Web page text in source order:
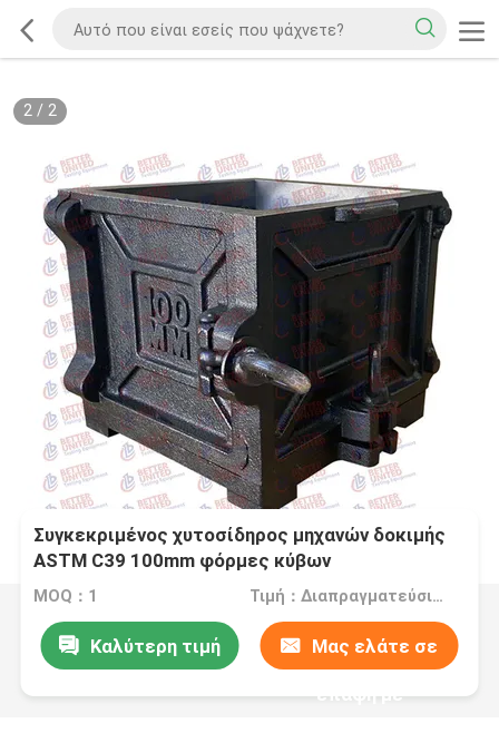
2/ 2
Συγκεκριμένος χυτοσίδηρος μηχανών δοκιμής
ASTM C39 100mm φόρμες κύβων
MOQ：1 Τιμή：Διαπραγματεύσιμος
Καλύτερη τιμή Μας ελάτε σε
επαφή με